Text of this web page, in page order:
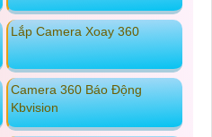
Lắp Camera Xoay 360
Camera 360 Báo Động
Kbvision